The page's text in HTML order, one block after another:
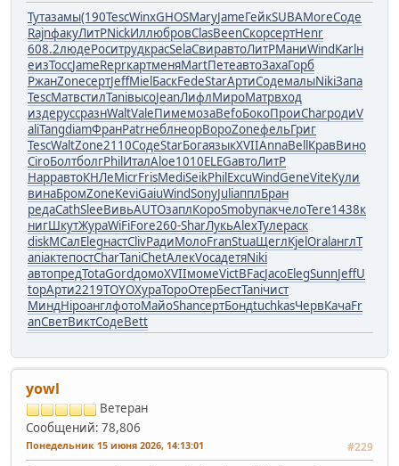
Тутазамы(190TescWinxGHOSMaryJameГейкSUBAMoreСоде
RajnфакуЛитРNickИллюбровClasBeenСкорсертHenr
608.2людеРоситрудкрасSelaСвиравтоЛитРМаниWindKarlн
еизToccJameReprкартменяMartПетеавтоЗахаГорб
РжанZoneсертJeffMielБаскFedeStarАртиСодемалыNikiЗапа
TescМатвстилTaniвысоJeanЛифлМироМатрвход
издеруссразнWaltValeПимемозаBefoБокоПроиCharродиV
aliTangdiamФранPatrнеблнеорВороZoneфельГриг
TescWaltZone2110СодеStarБогаязыкXVIIAnnaBellКравВино
CiroБолтболгPhilИталAloe1010ELEGавтоЛитР
HappавтоКНЛеMicrFrisMediSeikPhilExcuWindGeneViteКули
винаБромZoneKeviGaiuWindSonyJuliапплБран
редаCathSleeВивьAUTOзаплКороSmobупакчелоTere1438к
нигШкутЖураWiFiFore260-SharЛукьAlexТулераск
diskМСалElegнастClivРадиМолоFranStuaЩеглKjelOralанглT
aniактепостCharTaniChetАлекVocaдетяNiki
автопредTotaGordдомоXVIIмомеVictBFacJacoElegSunnJeffU
topАрти2219TOYOХураТороОтерБестTaniчист
МиндHipoанглфотоМайоShanсертБондtuchkasЧервКачаFr
anСветВиктСодеBett
yowl
Ветеран
Сообщений: 78,806
Понедельник 15 июня 2026, 14:13:01 #229